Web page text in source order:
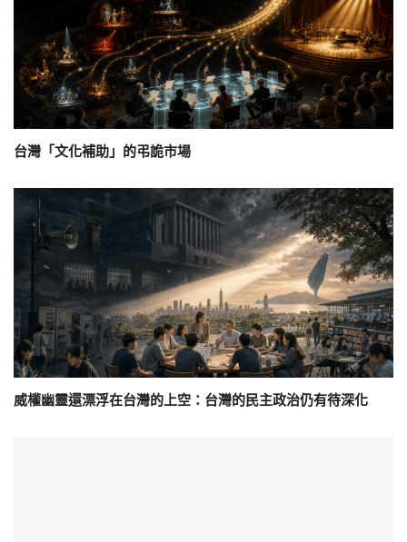
台灣「文化補助」的弔詭市場
威權幽靈還漂浮在台灣的上空：台灣的民主政治仍有待深化